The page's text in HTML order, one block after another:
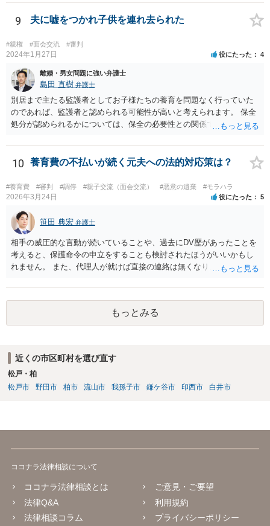
監護しており（②）、仮に離婚を認容すれば、専業主婦の貴方が経済
的に過酷な状況におかれる可能性がありますので（③）、現時点で
は、夫側の離婚請求は裁判では認められにくい状況であると考えられ
ます。 一方で、期間が経過して子が成人した場合（②）、別居期間は
すでに１０年超となり、婚姻期間の３分の１程度とはいえ相当程度の
長期別居となるので（①）、③の点がクリアされれば、夫側の離婚請
求が認容される余地はあります（専門的には、③は被告側から反論し
なければならないことです）。別居期間何年であれば要件①が常に充
たされるといった定式はなく、事案に応じて総合的に判断されるとこ
ろです。
9 夫に嘘をつかれ子供を連れ去られた
#親権 #面会交流 #審判
2024年1月27日 役にたった 4
離婚・男女問題に強い弁護士
島田 直樹 弁護士
別居まで主たる監護者としてお子様たちの養育を問題なく行っていた
のであれば、監護者と認められる可能性が高いと考えられます。 保全
処分が認められるかについては、保全の必要性との関係でなんともい
す。 精神的なご負担も大きいと思いますが、担当の弁護士とよく相談
しながら手続を進めてください。
10 養育費の不払いが続く元夫への法的対応策は？
#養育費 #審判 #調停 #親子交流（面会交流） #悪意の遺棄 #モラハラ
2026年3月24日 役にたった 5
笹田 典宏 弁護士
相手の威圧的な言動が続いていることや、過去にDV歴があったことを
考えると、保護命令の申立をすることも検討されたほうがいいかもし
れません。 また、代理人が就けば直接の連絡は無くなりますので、ご
やりとりが相当ご心労になっていると見受けられますので、一度弁護
士や行政の相談窓口にご相談されることをお勧め致します。
もっとみる
近くの市区町村を選び直す
松戸・柏
松戸市
野田市 柏市 流山市 我孫子市 鎌ケ谷市 印西市 白井市
ココナラ法律相談について
ココナラ法律相談とは
法律Q&A
法律相談コラム
ご意見・ご要望
利用規約
プライバシーポリシー